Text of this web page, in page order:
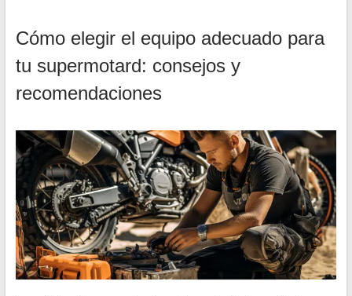
Cómo elegir el equipo adecuado para
tu supermotard: consejos y
recomendaciones